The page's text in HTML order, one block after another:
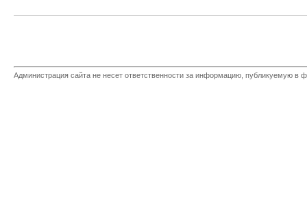
Администрация сайта не несет ответственности за информацию, публикуемую